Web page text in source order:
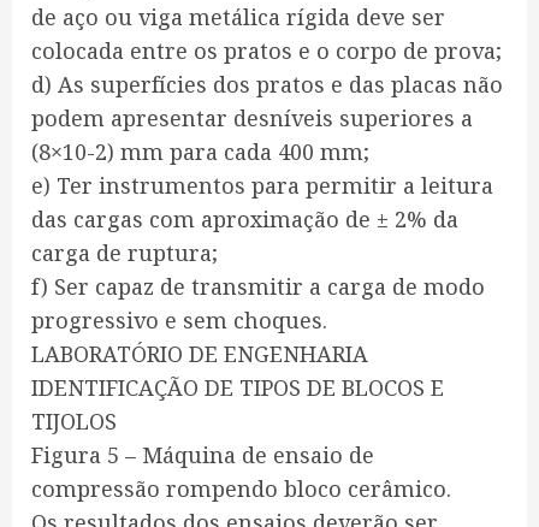
de aço ou viga metálica rígida deve ser
colocada entre os pratos e o corpo de prova;
d) As superfícies dos pratos e das placas não
podem apresentar desníveis superiores a
(8×10-2) mm para cada 400 mm;
e) Ter instrumentos para permitir a leitura
das cargas com aproximação de ± 2% da
carga de ruptura;
f) Ser capaz de transmitir a carga de modo
progressivo e sem choques.
LABORATÓRIO DE ENGENHARIA
IDENTIFICAÇÃO DE TIPOS DE BLOCOS E
TIJOLOS
Figura 5 – Máquina de ensaio de
compressão rompendo bloco cerâmico.